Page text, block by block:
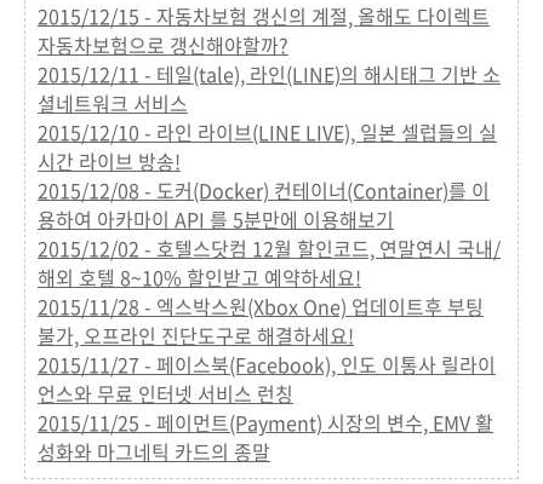
2015/12/15 - 자동차보험 갱신의 계절, 올해도 다이렉트
자동차보험으로 갱신해야할까?
2015/12/11 - 테일(tale), 라인(LINE)의 해시태그 기반 소
셜네트워크 서비스
2015/12/10 - 라인 라이브(LINE LIVE), 일본 셀럽들의 실
시간 라이브 방송!
2015/12/08 - 도커(Docker) 컨테이너(Container)를 이
용하여 아카마이 API 를 5분만에 이용해보기
2015/12/02 - 호텔스닷컴 12월 할인코드, 연말연시 국내/
해외 호텔 8~10% 할인받고 예약하세요!
2015/11/28 - 엑스박스원(Xbox One) 업데이트후 부팅
불가, 오프라인 진단도구로 해결하세요!
2015/11/27 - 페이스북(Facebook), 인도 이통사 릴라이
언스와 무료 인터넷 서비스 런칭
2015/11/25 - 페이먼트(Payment) 시장의 변수, EMV 활
성화와 마그네틱 카드의 종말